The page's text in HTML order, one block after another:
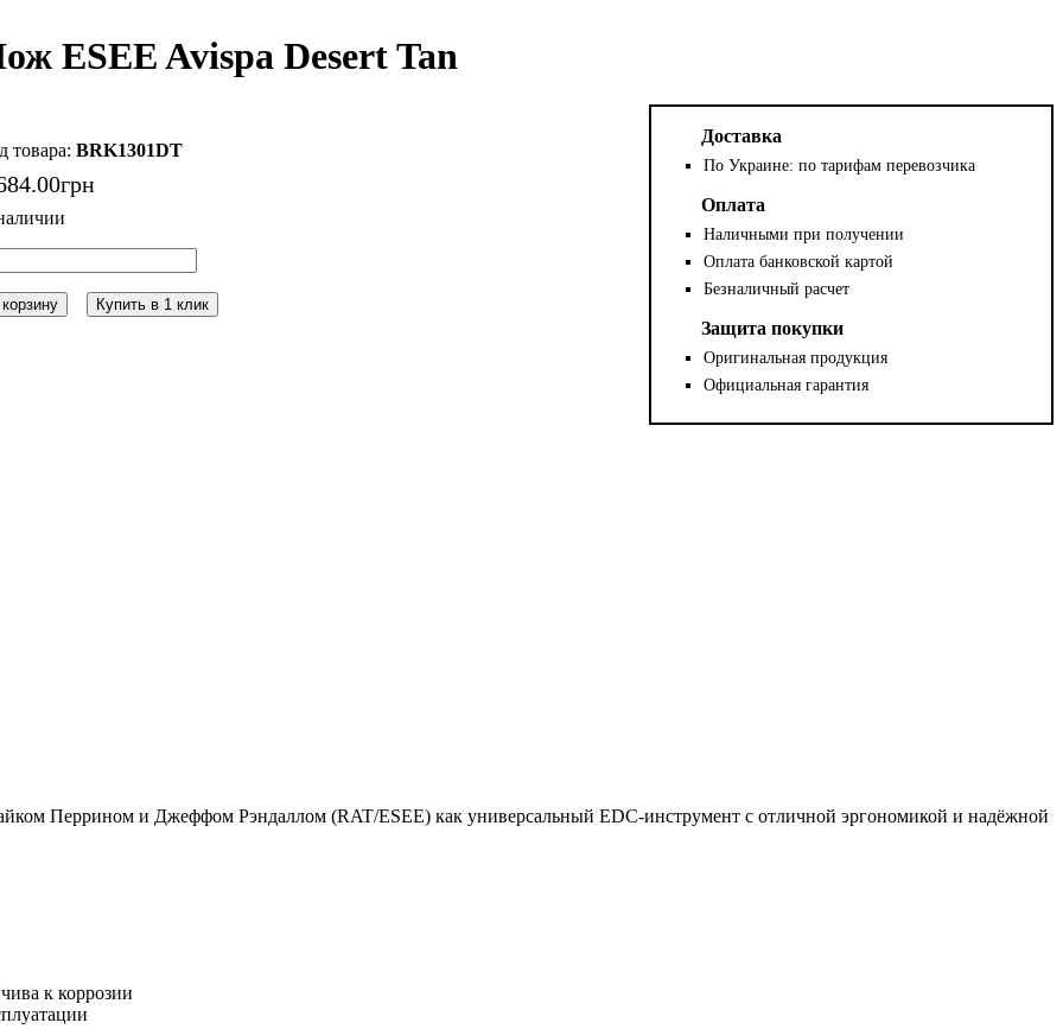
ESEE Avispa Desert Tan
BRK1301DT
.00грн
Купить в 1 клик
Доставка
По Украине: по тарифам перевозчика
Оплата
Наличными при получении
Оплата банковской картой
Безналичный расчет
Защита покупки
Оригинальная продукция
Официальная гарантия
Перрином и Джеффом Рэндаллом (RAT/ESEE) как универсальный EDC-инструмент с отличной эргономикой и надёжной
к коррозии